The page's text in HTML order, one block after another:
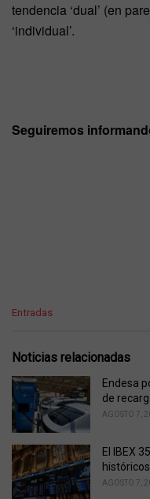
tendencia ‘dual’ (en
‘individual’.
Seguiremos
C
e
o
r
i
:
Entradas
Noticias relacionadas
Endesa
de
AGOSTO 7,
El IBEX
históricos
AGOSTO 7,